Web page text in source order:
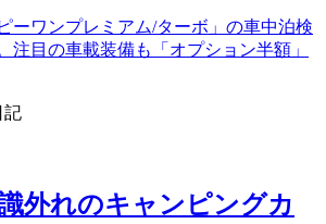
ーワンプレミアム/ターボ」の車中泊検
注目の車載装備も「オプション半額」
記
外れのキャンピングカ